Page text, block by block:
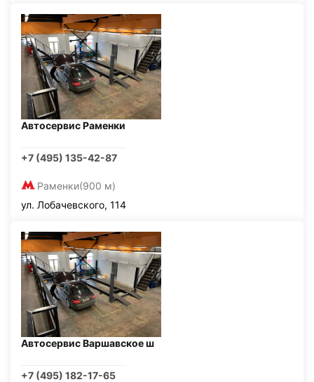
Автосервис Раменки
+7 (495) 135-42-87
Раменки(900 м)
ул. Лобачевского, 114
Автосервис Варшавское ш
+7 (495) 182-17-65